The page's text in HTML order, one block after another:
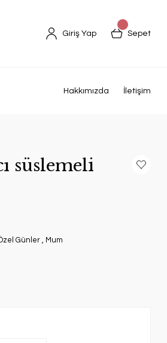
Giriş Yap Sepet
Hakkımızda İletişim
süslemeli
Günler , Mum